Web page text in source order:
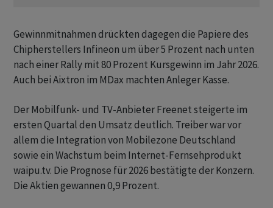
Gewinnmitnahmen drückten dagegen die Papiere des
Chipherstellers Infineon um über 5 Prozent nach unten
nach einer Rally mit 80 Prozent Kursgewinn im Jahr 2026.
Auch bei Aixtron im MDax machten Anleger Kasse.
Der Mobilfunk- und TV-Anbieter Freenet steigerte im
ersten Quartal den Umsatz deutlich. Treiber war vor
allem die Integration von Mobilezone Deutschland
sowie ein Wachstum beim Internet-Fernsehprodukt
waipu.tv. Die Prognose für 2026 bestätigte der Konzern.
Die Aktien gewannen 0,9 Prozent.